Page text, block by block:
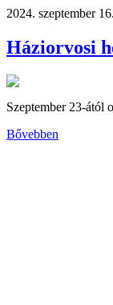
2024. szeptember
Háziorvosi
Szeptember 23-ától
Bővebben